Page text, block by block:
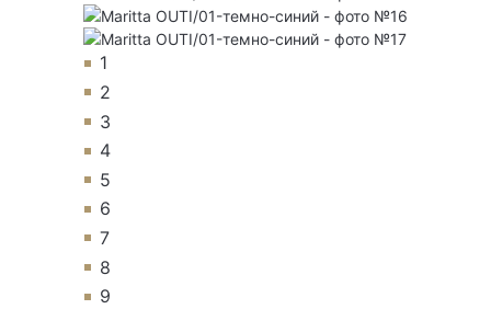
1
2
3
4
5
6
7
8
9